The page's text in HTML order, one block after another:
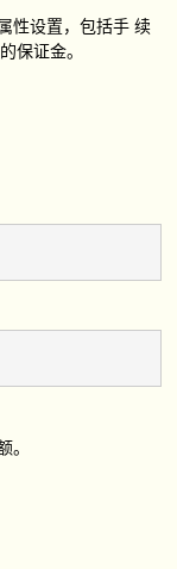
设置，包括手 续
保证金。
。